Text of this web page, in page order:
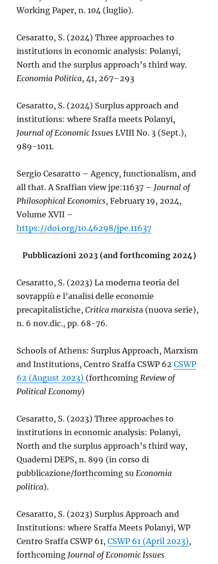
Working Paper, n. 104 (luglio).
Cesaratto, S. (2024) Three approaches to
institutions in economic analysis: Polanyi,
North and the surplus approach’s third way.
Economia Politica, 41, 267–293
Cesaratto, S. (2024) Surplus approach and
institutions: where Sraffa meets Polanyi,
Journal of Economic IssuesLVIII No. 3 (Sept.),
989-1011.
Sergio Cesaratto – Agency, functionalism, and
all that. A Sraffian view jpe:11637 – Journal of
Philosophical Economics, February 19, 2024,
Volume XVII –
https://doi.org/10.46298/jpe.11637
Pubblicazioni 2023 (and forthcoming 2024)
Cesaratto, S. (2023) La moderna teoria del
sovrappiù e l’analisi delle economie
precapitalistiche,Critica marxista (nuova serie),
n. 6 nov.dic., pp. 68-76.
Schools of Athens: Surplus Approach, Marxism
and Institutions, Centro Sraffa CSWP 62CSWP
62 (August 2023) (forthcomingReview of
Political Economy)
Cesaratto, S. (2023) Three approaches to
institutions in economic analysis: Polanyi,
North and the surplus approach’s third way,
Quaderni DEPS, n. 899 (in corso di
pubblicazione/forthcoming suEconomia
politica).
Cesaratto, S. (2023) Surplus Approach and
Institutions: where Sraffa Meets Polanyi, WP
Centro Sraffa CSWP 61, CSWP 61 (April 2023),
forthcoming Journal of Economic Issues